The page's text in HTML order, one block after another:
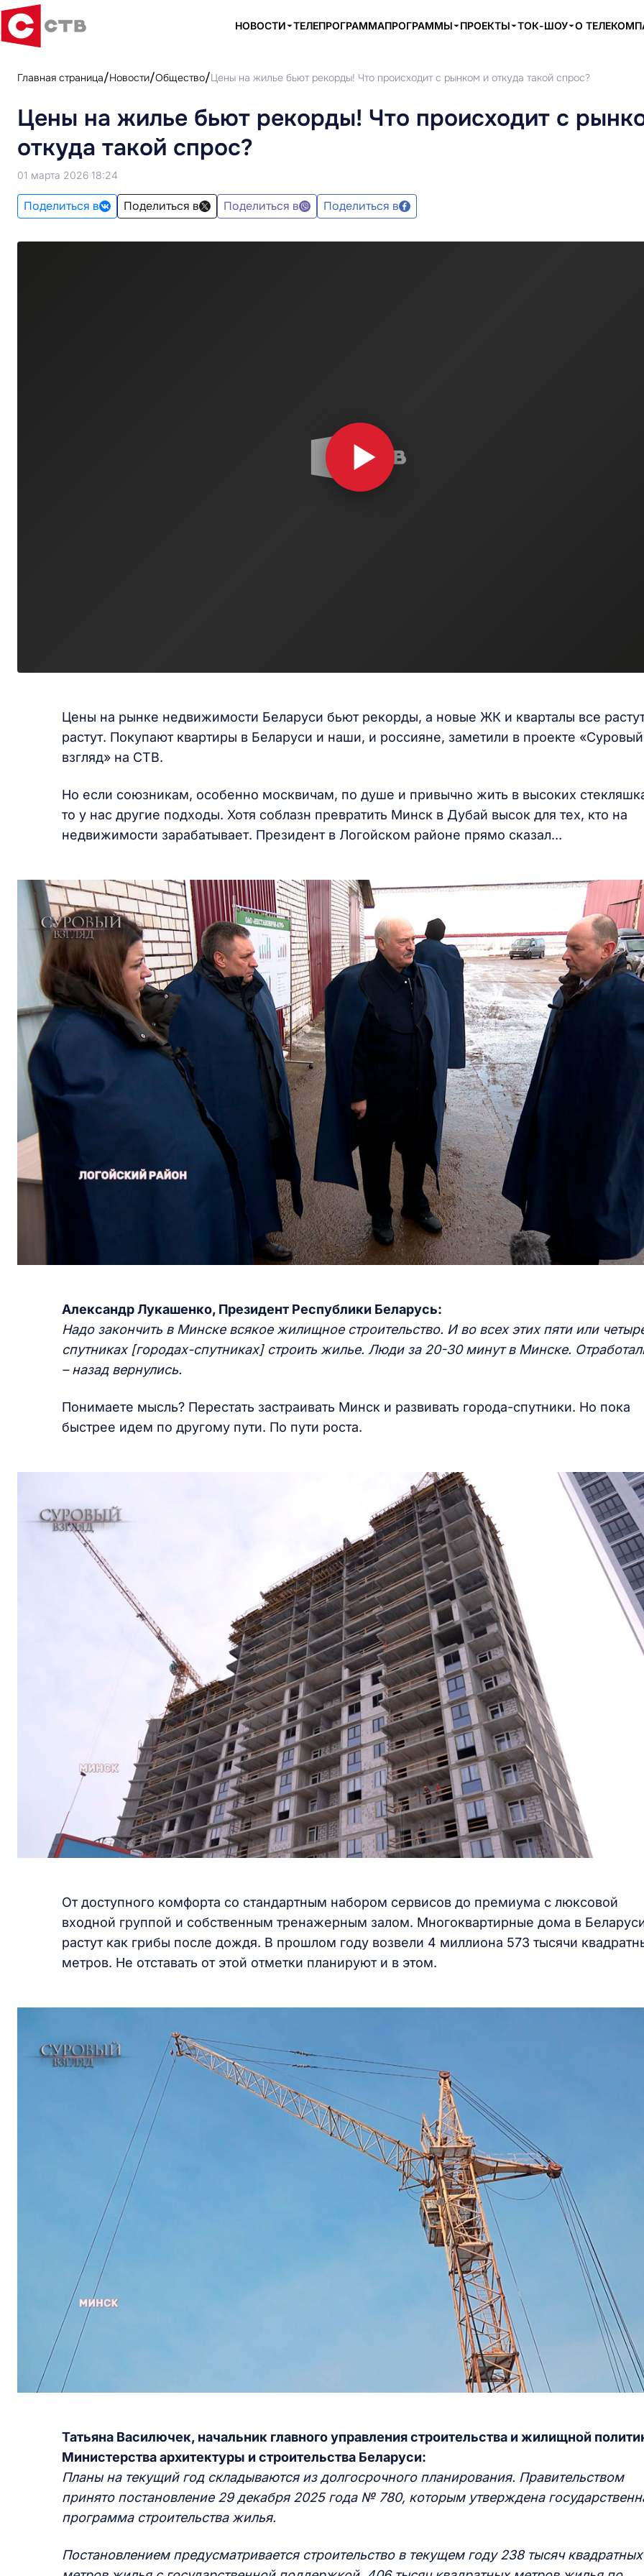
НОВОСТИ ТЕЛЕПРОГРАММАПРОГРАММЫ ПРОЕКТЫ ТОК-ШОУ О
Главная страница Новости Общество Цены на жилье бьют рекорды! Что происходит с рынком и откуда такой спрос?
Цены на жилье бьют рекорды! Что происходит с
откуда такой спрос?
01 марта 2026 18:24
Поделиться в Поделиться в Поделиться в Поделиться в
Цены на рынке недвижимости Беларуси бьют рекорды, а новые ЖК и кварталы все
растут. Покупают квартиры в Беларуси и наши, и россияне, заметили в проекте «Суровый
взгляд» на СТВ.
Но если союзникам, особенно москвичам, по душе и привычно жить в высоких
то у нас другие подходы. Хотя соблазн превратить Минск в Дубай высок для тех, кто на
недвижимости зарабатывает. Президент в Логойском районе прямо сказал...
Александр Лукашенко, Президент Республики Беларусь:
Надо закончить в Минске всякое жилищное строительство. И во всех этих пяти или
спутниках [городах-спутниках] строить жилье. Люди за 20-30 минут в Минске.
– назад вернулись.
Понимаете мысль? Перестать застраивать Минск и развивать города-спутники. Но пока
быстрее идем по другому пути. По пути роста.
От доступного комфорта со стандартным набором сервисов до премиума с люксовой
входной группой и собственным тренажерным залом. Многоквартирные дома в
растут как грибы после дождя. В прошлом году возвели 4 миллиона 573 тысячи
метров. Не отставать от этой отметки планируют и в этом.
Татьяна Василючек, начальник главного управления строительства и жилищной
Министерства архитектуры и строительства Беларуси:
Планы на текущий год складываются из долгосрочного планирования. Правительством
принято постановление 29 декабря 2025 года № 780, которым утверждена
программа строительства жилья.
Постановлением предусматривается строительство в текущем году 238 тысяч квадратных